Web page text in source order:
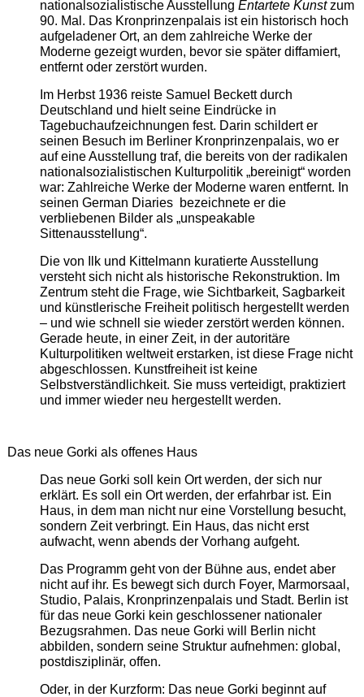
nationalsozialistische Ausstellung Entartete Kunstzum
90. Mal. Das Kronprinzenpalais ist ein historisch hoch
aufgeladener Ort, an dem zahlreiche Werke der
Moderne gezeigt wurden, bevor sie später diffamiert,
entfernt oder zerstört wurden.
Im Herbst 1936 reiste Samuel Beckett durch
Deutschland und hielt seine Eindrücke in
Tagebuchaufzeichnungen fest. Darin schildert er
seinen Besuch im Berliner Kronprinzenpalais, wo er
auf eine Ausstellung traf, die bereits von der radikalen
nationalsozialistischen Kulturpolitik „bereinigt“ worden
war: Zahlreiche Werke der Moderne waren entfernt. In
seinen German Diaries bezeichnete er die
verbliebenen Bilder als „unspeakable
Sittenausstellung“.
Die von Ilk und Kittelmann kuratierte Ausstellung
versteht sich nicht als historische Rekonstruktion. Im
Zentrum steht die Frage, wie Sichtbarkeit, Sagbarkeit
und künstlerische Freiheit politisch hergestellt werden
– und wie schnell sie wieder zerstört werden können.
Gerade heute, in einer Zeit, in der autoritäre
Kulturpolitiken weltweit erstarken, ist diese Frage nicht
abgeschlossen. Kunstfreiheit ist keine
Selbstverständlichkeit. Sie muss verteidigt, praktiziert
und immer wieder neu hergestellt werden.
Das neue Gorki als offenes Haus
Das neue Gorki soll kein Ort werden, der sich nur
erklärt. Es soll ein Ort werden, der erfahrbar ist. Ein
Haus, in dem man nicht nur eine Vorstellung besucht,
sondern Zeit verbringt. Ein Haus, das nicht erst
aufwacht, wenn abends der Vorhang aufgeht.
Das Programm geht von der Bühne aus, endet aber
nicht auf ihr. Es bewegt sich durch Foyer, Marmorsaal,
Studio, Palais, Kronprinzenpalais und Stadt. Berlin ist
für das neue Gorki kein geschlossener nationaler
Bezugsrahmen. Das neue Gorki will Berlin nicht
abbilden, sondern seine Struktur aufnehmen: global,
postdisziplinär, offen.
Oder, in der Kurzform: Das neue Gorki beginnt auf